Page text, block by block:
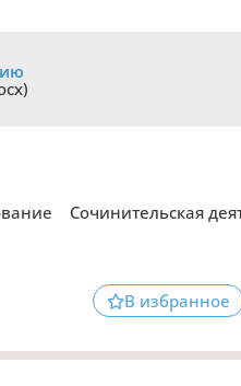
Сочинительская
В избранное